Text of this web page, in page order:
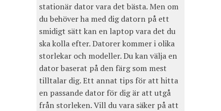
stationär dator vara det bästa. Men om
du behöver ha med dig datorn på ett
smidigt sätt kan en laptop vara det du
ska kolla efter. Datorer kommer i olika
storlekar och modeller. Du kan välja en
dator baserat på den färg som mest
tilltalar dig. Ett annat tips för att hitta
en passande dator för dig är att utgå
från storleken. Vill du vara säker på att